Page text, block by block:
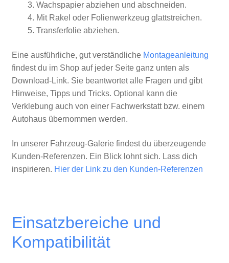
Wachspapier abziehen und abschneiden.
Mit Rakel oder Folienwerkzeug glattstreichen.
Transferfolie abziehen.
Eine ausführliche, gut verständliche Montageanleitung
findest du im Shop auf jeder Seite ganz unten als
Download-Link. Sie beantwortet alle Fragen und gibt
Hinweise, Tipps und Tricks. Optional kann die
Verklebung auch von einer Fachwerkstatt bzw. einem
Autohaus übernommen werden.
In unserer Fahrzeug-Galerie findest du überzeugende
Kunden-Referenzen. Ein Blick lohnt sich. Lass dich
inspirieren. Hier der Link zu den Kunden-Referenzen
Einsatzbereiche und
Kompatibilität